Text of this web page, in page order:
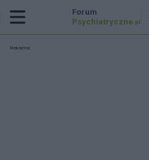
Forum
Psychiatryczne .pl
Reklama: